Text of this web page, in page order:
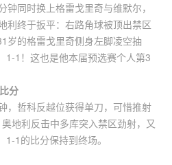
同时换上格雷戈里奇与维默尔，
利终于扳平：右路角球被顶出禁区
岁的格雷戈里奇侧身左脚凌空抽
1-1！这也是他本届预选赛个人第3
分
，哲科反越位获得单刀，可惜推射
地利反击中多库突入禁区劲射，又
1的比分保持到终场。